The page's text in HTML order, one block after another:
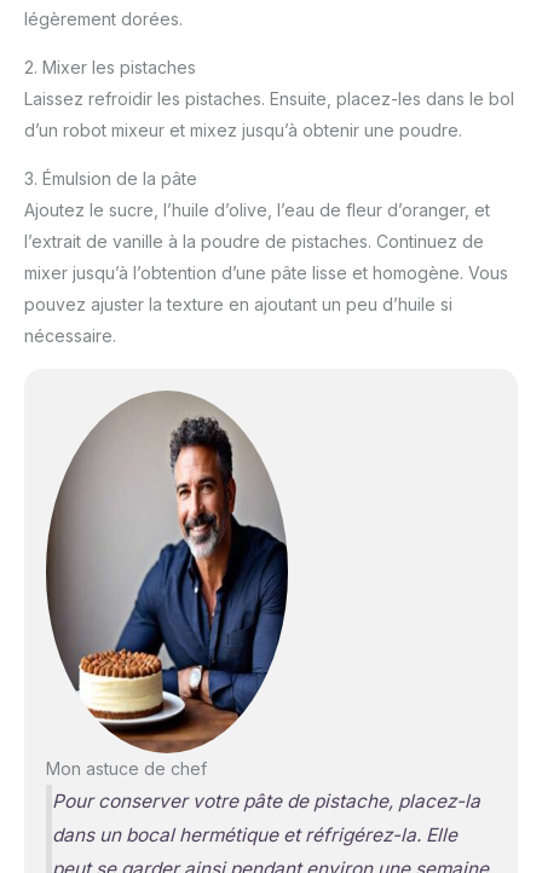
légèrement dorées.
2. Mixer les pistaches
Laissez refroidir les pistaches. Ensuite, placez-les dans le bol
d’un robot mixeur et mixez jusqu’à obtenir une poudre.
3. Émulsion de la pâte
Ajoutez le sucre, l’huile d’olive, l’eau de fleur d’oranger, et
l’extrait de vanille à la poudre de pistaches. Continuez de
mixer jusqu’à l’obtention d’une pâte lisse et homogène. Vous
pouvez ajuster la texture en ajoutant un peu d’huile si
nécessaire.
Mon astuce de chef
Pour conserver votre pâte de pistache, placez-la
dans un bocal hermétique et réfrigérez-la. Elle